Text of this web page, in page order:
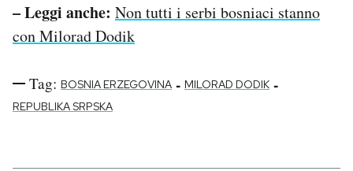
– Leggi anche: Non tutti i serbi bosniaci stanno
con Milorad Dodik
Tag: BOSNIA ERZEGOVINA - MILORAD DODIK -
REPUBLIKA SRPSKA